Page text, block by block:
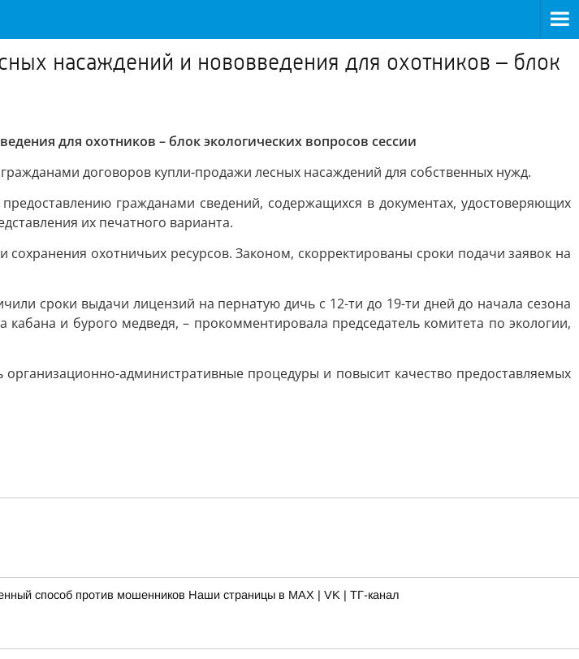
насаждений и нововведения для охотников – блок
для охотников – блок экологических вопросов сессии
договоров купли-продажи лесных насаждений для собственных нужд.
гражданами сведений, содержащихся в документах, удостоверяющих
их печатного варианта.
охотничьих ресурсов. Законом, скорректированы сроки подачи заявок на
сроки выдачи лицензий на пернатую дичь с 12-ти до 19-ти дней до начала сезона
и бурого медведя, – прокомментировала председатель комитета по экологии,
административные процедуры и повысит качество предоставляемых
способ против мошенников Наши страницы в MAX | VK | ТГ-канал